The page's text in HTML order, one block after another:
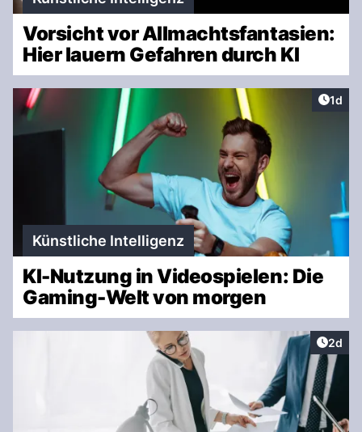
Vorsicht vor Allmachtsfantasien:
Hier lauern Gefahren durch KI
1d
Künstliche Intelligenz
KI-Nutzung in Videospielen: Die
Gaming-Welt von morgen
2d